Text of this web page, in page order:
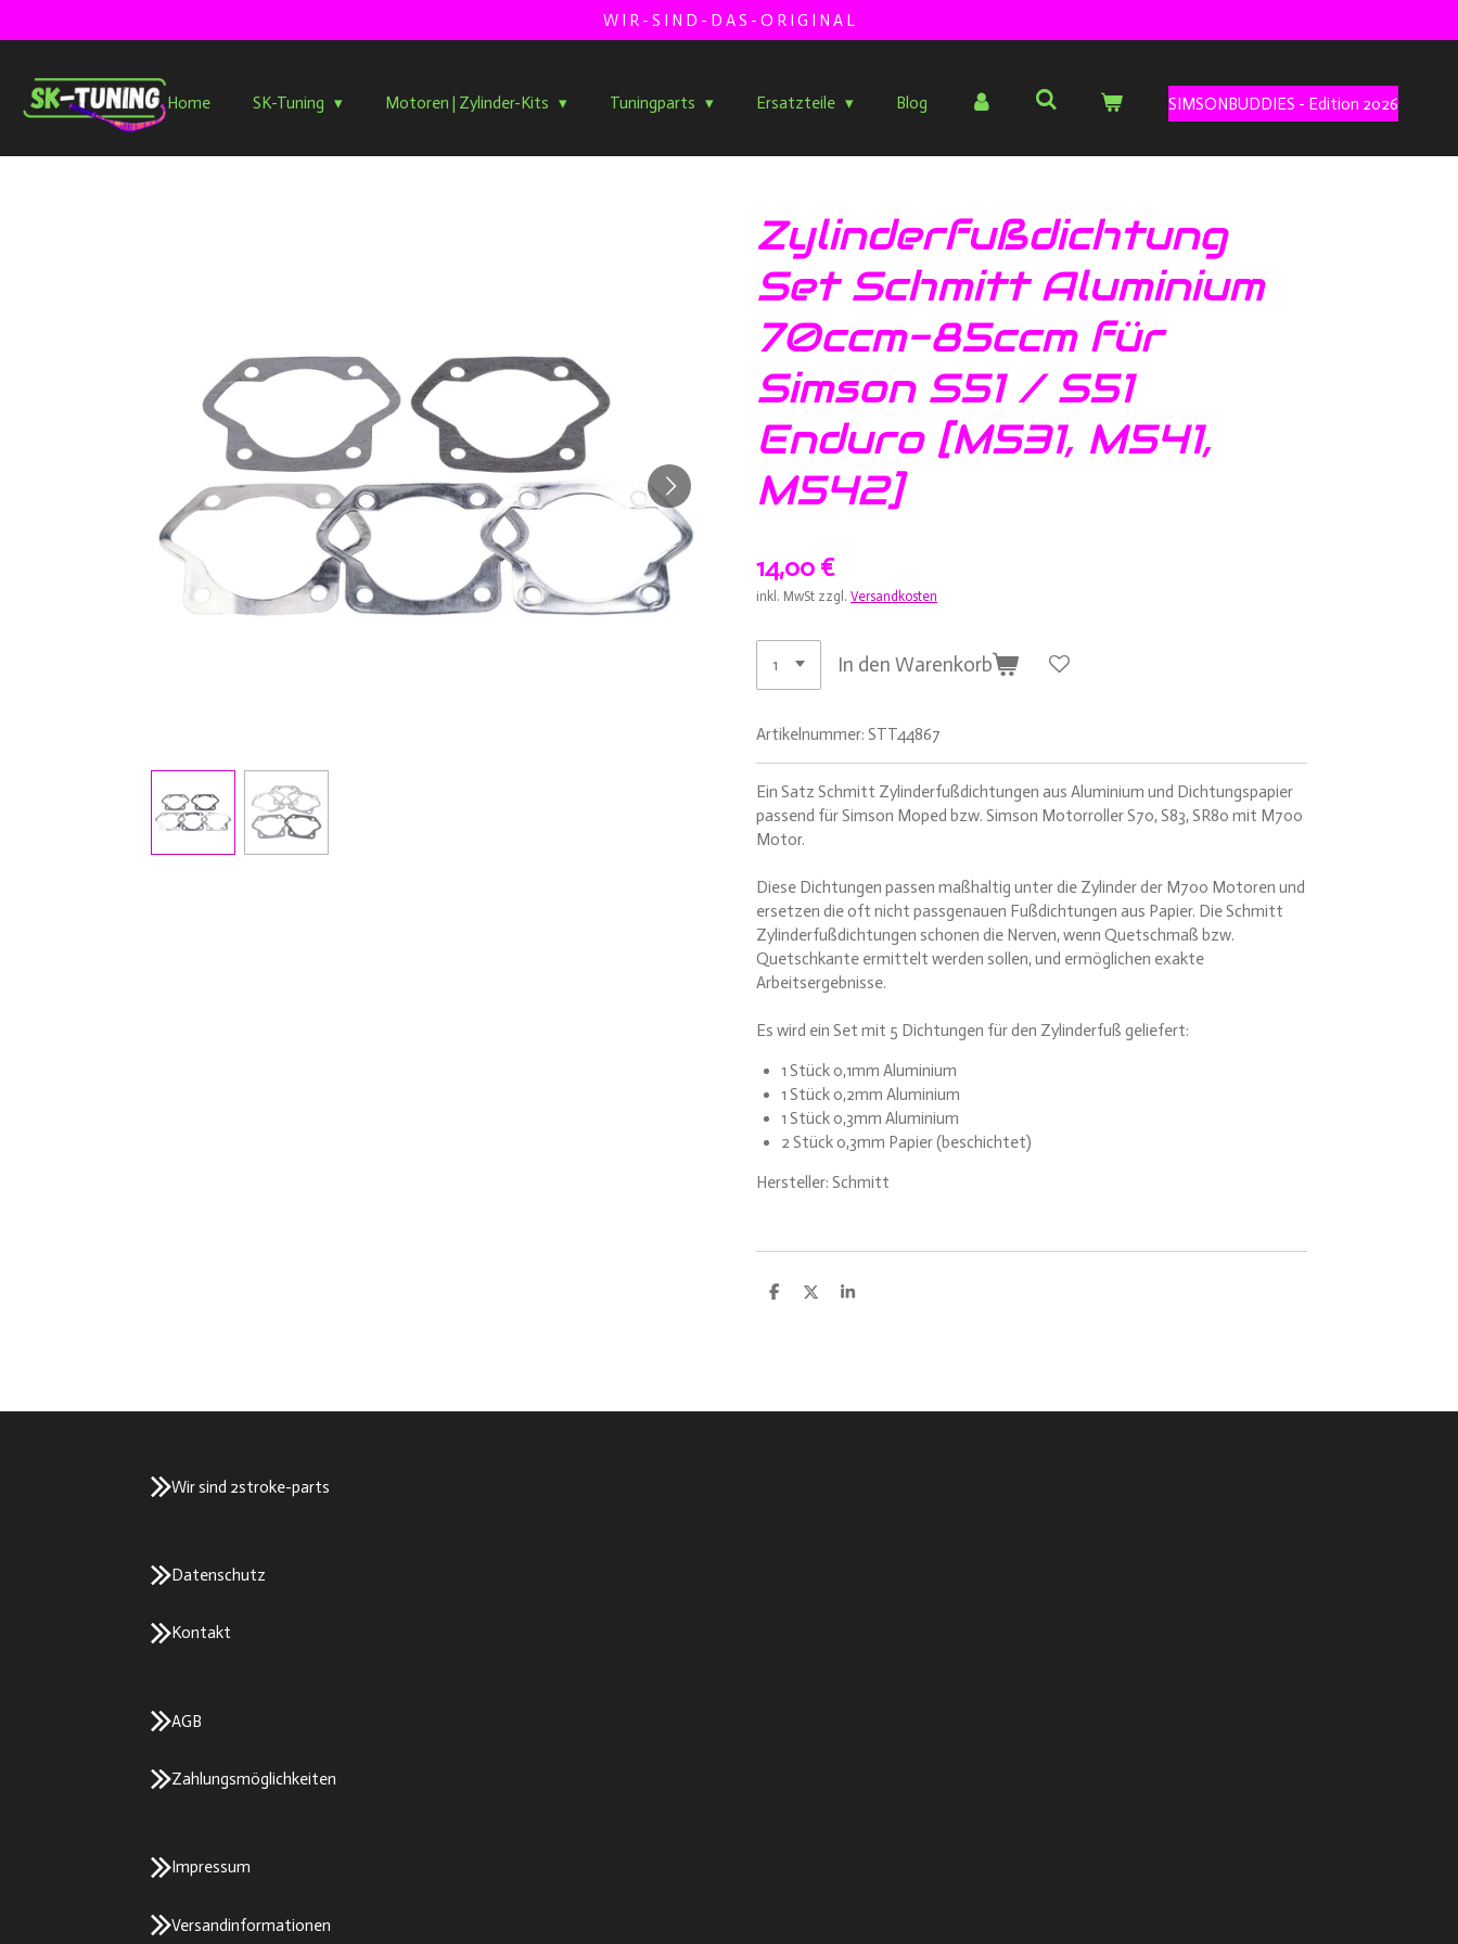
Hauptinhalt
W I R - S I N D - D A S - O R I G I N A L
Home SK-Tuning Motoren | Zylinder-Kits Tuningparts Ersatzteile Blog SIMSONBUDDIES - Edition 2026
Zylinderfußdichtung
Set Schmitt Aluminium
70ccm-85ccm für
Simson S51 / S51
Enduro [M531, M541,
M542]
14,00 €
inkl. MwSt zzgl. Versandkosten
In den Warenkorb
Artikelnummer: STT44867
Ein Satz Schmitt Zylinderfußdichtungen aus Aluminium und Dichtungspapier
passend für Simson Moped bzw. Simson Motorroller S70, S83, SR80 mit M700
Motor.
Diese Dichtungen passen maßhaltig unter die Zylinder der M700 Motoren und
ersetzen die oft nicht passgenauen Fußdichtungen aus Papier. Die Schmitt
Zylinderfußdichtungen schonen die Nerven, wenn Quetschmaß bzw.
Quetschkante ermittelt werden sollen, und ermöglichen exakte
Arbeitsergebnisse.
Es wird ein Set mit 5 Dichtungen für den Zylinderfuß geliefert:
1 Stück 0,1mm Aluminium
1 Stück 0,2mm Aluminium
1 Stück 0,3mm Aluminium
2 Stück 0,3mm Papier (beschichtet)
Hersteller: Schmitt
T
T
T
Wir sind 2stroke-parts
Datenschutz
Kontakt
AGB
Zahlungsmöglichkeiten
Impressum
Versandinformationen